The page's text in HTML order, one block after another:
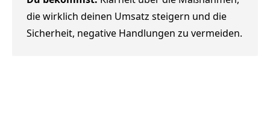
die wirklich deinen Umsatz steigern und die
Sicherheit, negative Handlungen zu vermeiden.